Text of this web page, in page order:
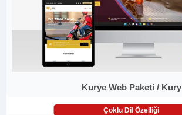
Kurye Web Paketi / Kury
Çoklu Dil Özelliği